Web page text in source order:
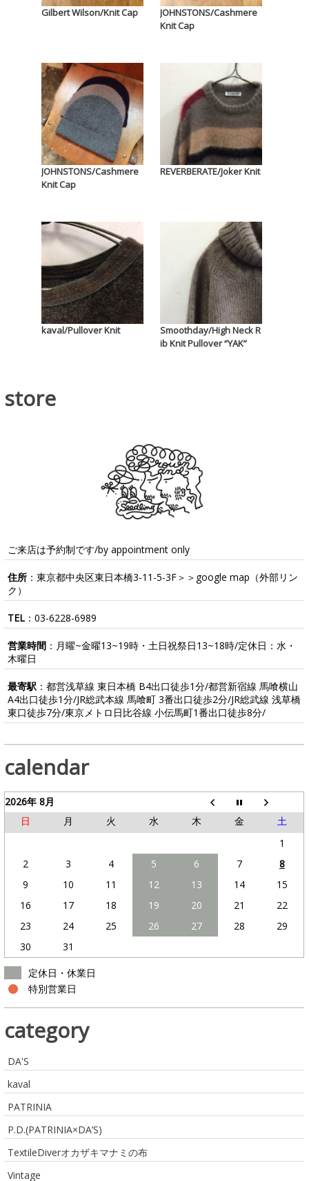
Gilbert Wilson/Knit Cap
JOHNSTONS/Cashmere
Knit Cap
JOHNSTONS/Cashmere
Knit Cap
REVERBERATE/Joker Knit
kaval/Pullover Knit
Smoothday/High Neck R
ib Knit Pullover “YAK”
store
ご来店は予約制です/by appointment only
住所：東京都中央区東日本橋3-11-5-3F＞＞ google map （外部リン
ク）
TEL： 03-6228-6989
営業時間：月曜~金曜13~19時・土日祝祭日13~18時/定休日：水・
木曜日
最寄駅 ：都営浅草線 東日本橋 B4出口徒歩1分/都営新宿線 馬喰横山
A4出口徒歩1分/JR総武本線 馬喰町 3番出口徒歩2分/JR総武線 浅草橋
東口徒歩7分/東京メトロ日比谷線 小伝馬町1番出口徒歩8分/
calendar
2026年 8月
日
月 火 水 木 金
土
1
2
3 4 5 6 7
8
9
10 11 12 13 14
15
16
17 18 19 20 21
22
23
24 25 26 27 28
29
30
31
定休日・休業日
特別営業日
category
DA'S
kaval
PATRINIA
P.D.(PATRINIA×DA’S)
TextileDiverオカザキマナミの布
Vintage